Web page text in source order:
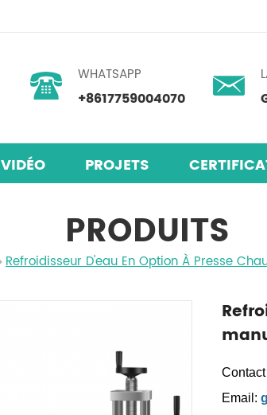
WHATSAPP
+8617759004070
VIDÉO PROJETS
PRODUITS
Refroidisseur D'eau En Option À Presse
Email: